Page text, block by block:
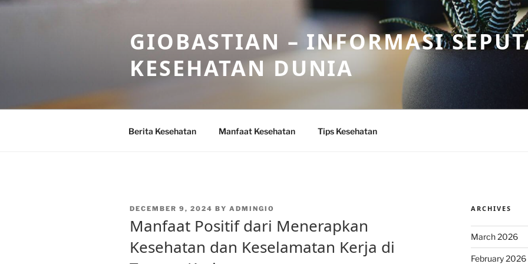
Skip
GIOBASTIAN – INFORMASI
KESEHATAN DUNIA
Berita Kesehatan Manfaat Kesehatan Tips Kesehatan
POSTED
DECEMBER 9, 2024 BY ADMINGIO
Manfaat Positif dari Menerapkan
Kesehatan dan Keselamatan Kerja di
ARCHIVES
March 2026
February 2026